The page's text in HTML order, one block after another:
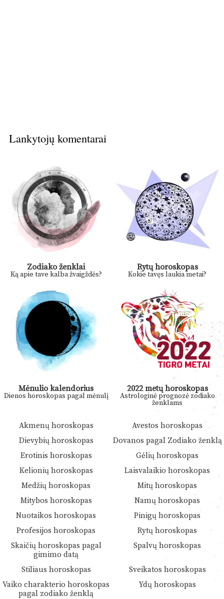
Lankytojų komentarai
Zodiako ženklai
Ką apie tave kalba žvaigždės?
Rytų horoskopas
Kokie tavęs laukia metai?
Mėnulio kalendorius
Dienos horoskopas pagal mėnulį
2022 metų horoskopas
Astrologinė prognozė zodiako
ženklams
Akmenų horoskopas
Avestos horoskopas
Dievybių horoskopas
Dovanos pagal Zodiako ženklą
Erotinis horoskopas
Gėlių horoskopas
Kelionių horoskopas
Laisvalaikio horoskopas
Medžių horoskopas
Mitų horoskopas
Mitybos horoskopas
Namų horoskopas
Nuotaikos horoskopas
Pinigų horoskopas
Profesijos horoskopas
Rytų horoskopas
Skaičių horoskopas pagal
gimimo datą
Spalvų horoskopas
Stiliaus horoskopas
Sveikatos horoskopas
Vaiko charakterio horoskopas
pagal zodiako ženklą
Ydų horoskopas